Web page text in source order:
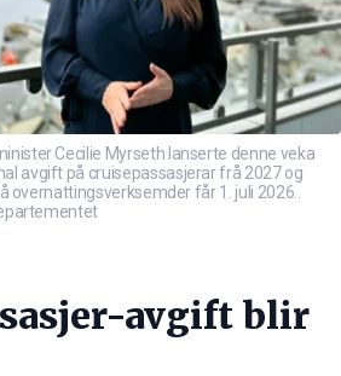
Cecilie Myrseth lanserte denne veka
avgift på cruisepassasjerar frå 2027 og
overnattingsverksemder får 1. juli 2026..
avgift blir